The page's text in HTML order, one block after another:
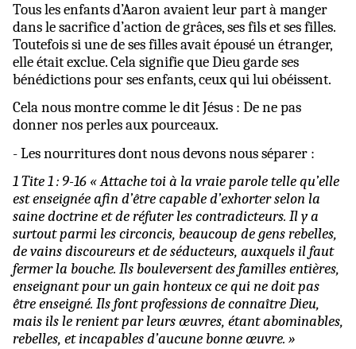
Tous les enfants d’Aaron avaient leur part à manger
dans le sacrifice d’action de grâces, ses fils et ses filles.
Toutefois si une de ses filles avait épousé un étranger,
elle était exclue. Cela signifie que Dieu garde ses
bénédictions pour ses enfants, ceux qui lui obéissent.
Cela nous montre comme le dit Jésus : De ne pas
donner nos perles aux pourceaux.
- Les nourritures dont nous devons nous séparer :
1 Tite 1 : 9-16 « Attache toi à la vraie parole telle qu’elle
est enseignée afin d’être capable d’exhorter selon la
saine doctrine et de réfuter les contradicteurs. Il y a
surtout parmi les circoncis, beaucoup de gens rebelles,
de vains discoureurs et de séducteurs, auxquels il faut
fermer la bouche. Ils bouleversent des familles entières,
enseignant pour un gain honteux ce qui ne doit pas
être enseigné. Ils font professions de connaître Dieu,
mais ils le renient par leurs œuvres, étant abominables,
rebelles, et incapables d’aucune bonne œuvre. »